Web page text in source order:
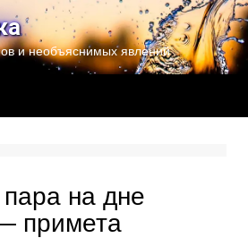
и необъяснимых явлений
на дне
примета